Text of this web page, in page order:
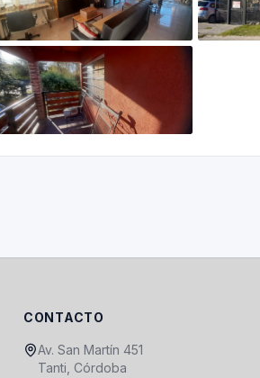
CONTACTO
Av. San Martín 451
Tanti, Córdoba